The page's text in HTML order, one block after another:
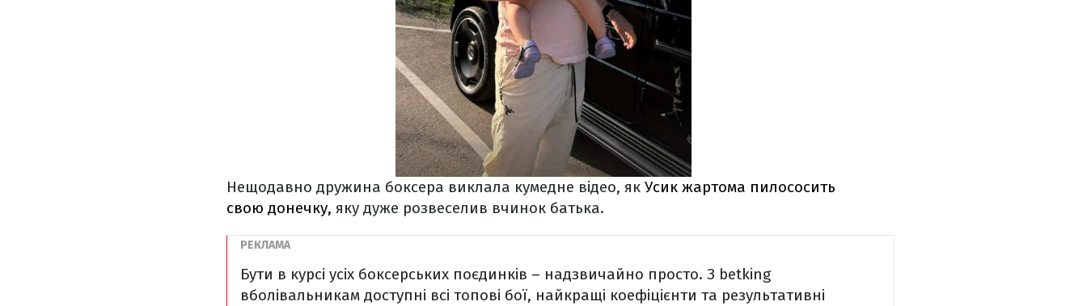
Нещодавно дружина боксера виклала кумедне відео, як Усик жартома пилососить
свою донечку, яку дуже розвеселив вчинок батька.
Бути в курсі усіх боксерських поєдинків – надзвичайно просто. З betking
вболівальникам доступні всі топові бої, найкращі коефіцієнти та результативні